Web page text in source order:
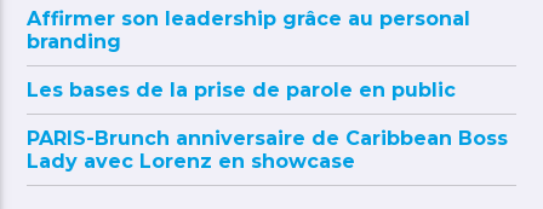
Affirmer son leadership grâce au personal
branding
Les bases de la prise de parole en public
PARIS-Brunch anniversaire de Caribbean Boss
Lady avec Lorenz en showcase